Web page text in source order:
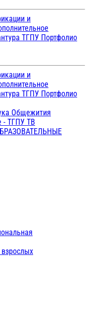
и
ТГПУ Портфолио
и
ТГПУ Портфолио
Общежития
- ТГПУ ТВ